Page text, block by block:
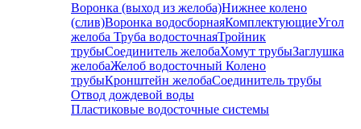
Воронка (выход из желоба)Нижнее колено
(слив)Воронка водосборнаяКомплектующиеУгол
желоба Труба водосточнаяТройник
трубыСоединитель желобаХомут трубыЗаглушка
желобаЖелоб водосточный Колено
трубыКронштейн желобаСоединитель трубы
Отвод дождевой воды
Пластиковые водосточные системы